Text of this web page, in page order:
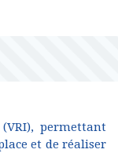
permettant
et de réaliser